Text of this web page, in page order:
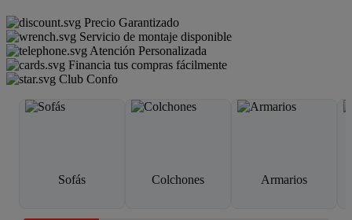
Precio Garantizado
Servicio de montaje disponible
Atención Personalizada
Financia tus compras fácilmente
Club Confo
Sofás Colchones Armarios